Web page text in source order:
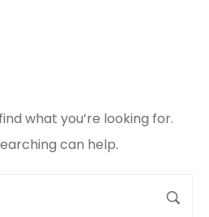
what you’re looking for.
can help.